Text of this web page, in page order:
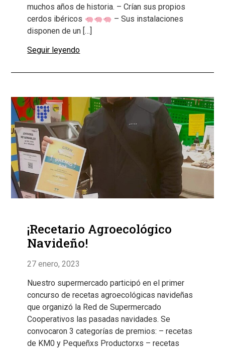
muchos años de historia. – Crían sus propios
cerdos ibéricos
– Sus instalaciones
disponen de un […]
Seguir leyendo
¡Recetario Agroecológico
Navideño!
27 enero, 2023
Nuestro supermercado participó en el primer
concurso de recetas agroecológicas navideñas
que organizó la Red de Supermercado
Cooperativos las pasadas navidades. Se
convocaron 3 categorías de premios: – recetas
de KM0 y Pequeñxs Productorxs – recetas